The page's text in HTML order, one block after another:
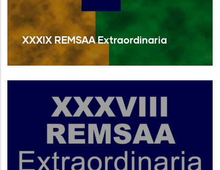
XXXIX REMSAA Extraordinaria
Read More